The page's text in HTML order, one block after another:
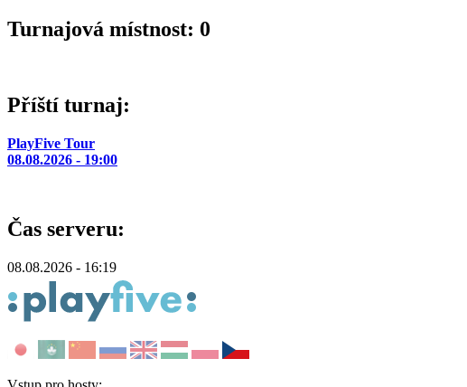
Turnajová místnost: 0
Příští turnaj:
PlayFive Tour
08.08.2026 - 19:00
Čas serveru:
08.08.2026 - 16:19